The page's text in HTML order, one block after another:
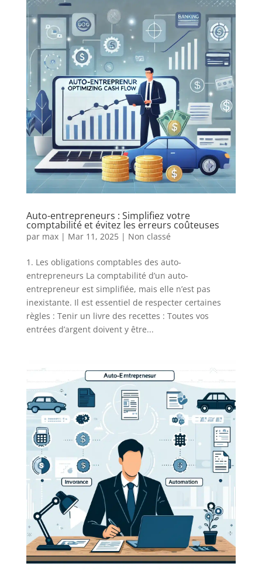
Auto-entrepreneurs : Simplifiez votre
comptabilité et évitez les erreurs coûteuses
par max| Mar 11, 2025| Non classé
1. Les obligations comptables des auto-
entrepreneurs La comptabilité d’un auto-
entrepreneur est simplifiée, mais elle n’est pas
inexistante. Il est essentiel de respecter certaines
règles : Tenir un livre des recettes : Toutes vos
entrées d’argent doivent y être...